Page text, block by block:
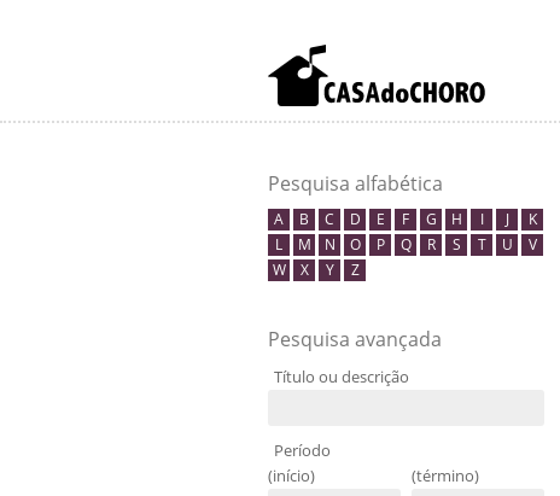
Pesquisa alfabética
A B C D E F G H I J
K
L
M N O P Q R S T U
V
W
X Y Z
Pesquisa avançada
Título ou descrição
Período
(início)
(término)